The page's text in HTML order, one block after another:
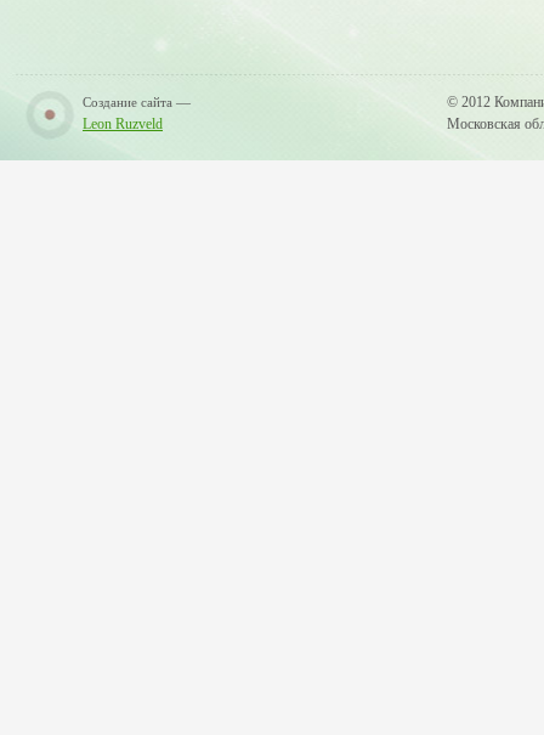
Создание сайта —
Leon Ruzveld
© 2012
Московская